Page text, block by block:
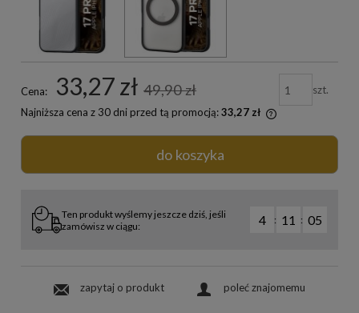
Cena: 33,27 zł 49,90 zł
Najniższa cena z 30 dni przed tą promocją:33,27 zł
szt.
do koszyka
Ten produkt wyślemy jeszcze dziś, jeśli
zamówisz w ciągu:
4 : 11 : 04
zapytaj o produkt poleć znajomemu